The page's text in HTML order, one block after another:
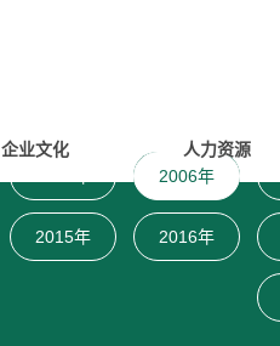
企业文化 人力资源
2006年
2015年 2016年